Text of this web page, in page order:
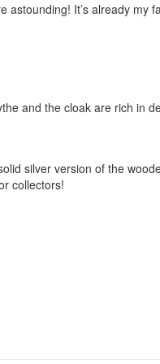
It’s already my
and the cloak are rich in
silver version of the
collectors!